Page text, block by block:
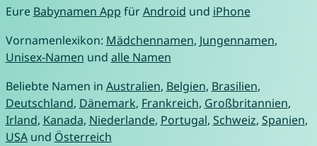
Eure Babynamen App fürAndroid und iPhone
Vornamenlexikon: Mädchennamen, Jungennamen,
Unisex-Namen und alle Namen
Beliebte Namen in Australien, Belgien, Brasilien,
Deutschland, Dänemark, Frankreich, Großbritannien,
Irland, Kanada, Niederlande, Portugal, Schweiz, Spanien,
USAund Österreich